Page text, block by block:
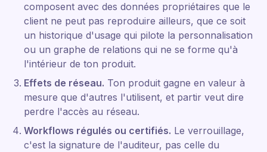
composent avec des données propriétaires que le
client ne peut pas reproduire ailleurs, que ce soit
un historique d'usage qui pilote la personnalisation
ou un graphe de relations qui ne se forme qu'à
l'intérieur de ton produit.
Effets de réseau. Ton produit gagne en valeur à
mesure que d'autres l'utilisent, et partir veut dire
perdre l'accès au réseau.
Workflows régulés ou certifiés. Le verrouillage,
c'est la signature de l'auditeur, pas celle du